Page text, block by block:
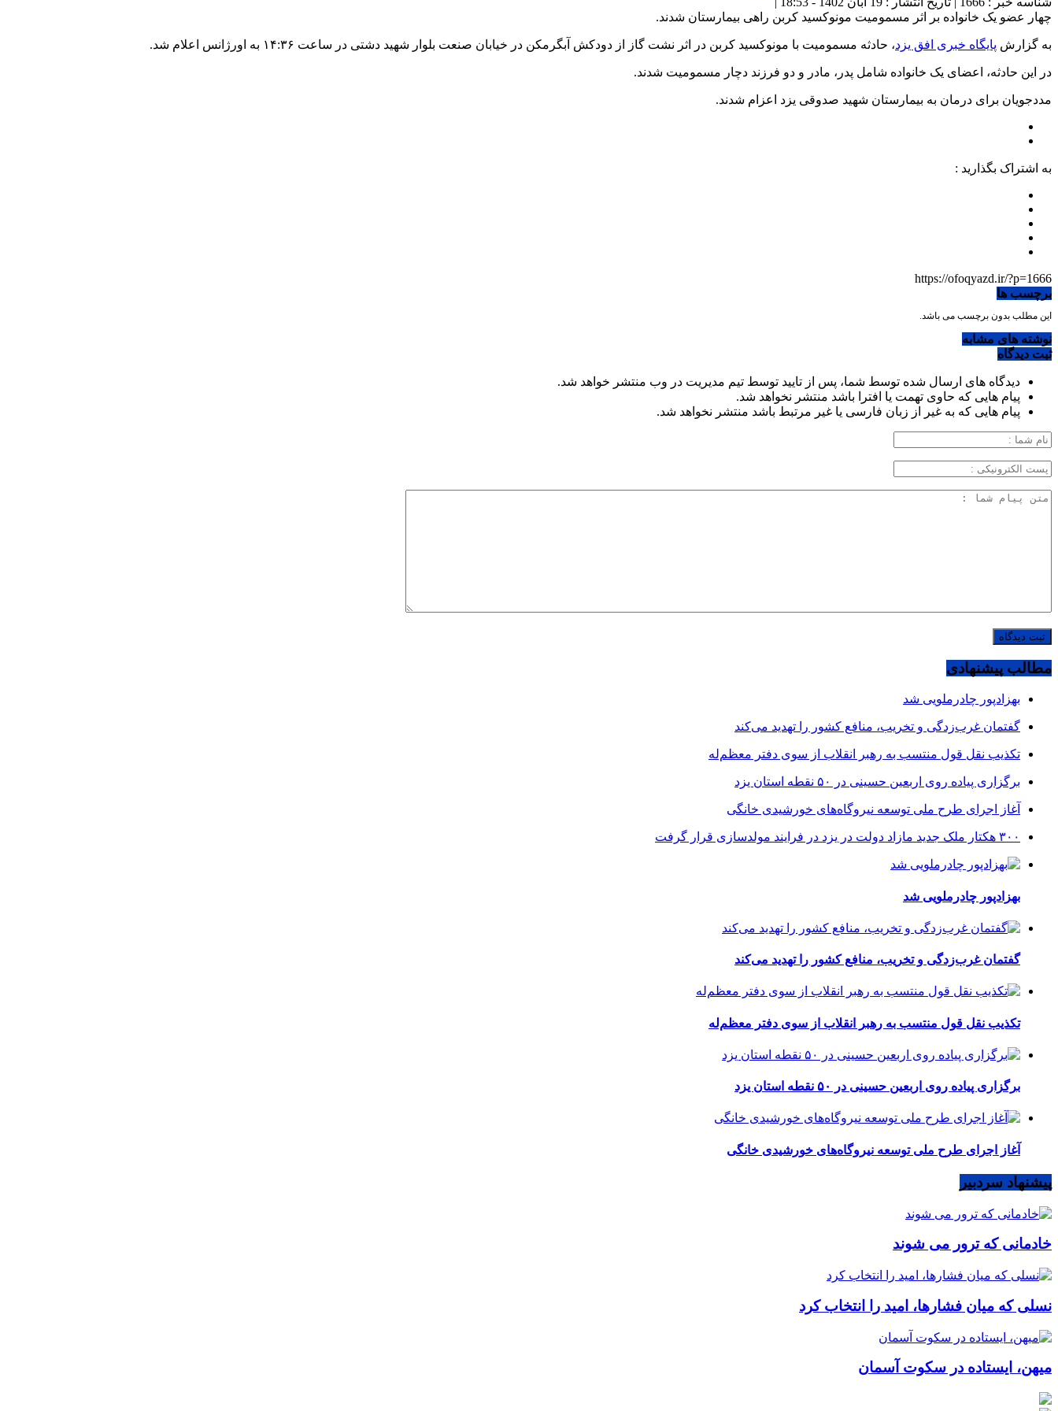
چهار عضو یک خانواده بر اثر مسمومیت مونوکسید کربن راهی بیمارستان شدند.
به گزارش پایگاه خبری افق یزد، حادثه مسمومیت با مونوکسید کربن در اثر نشت گاز از دودکش آبگرمکن در خیابان صنعت بلوار شهید دشتی در ساعت ۱۴:۳۶ به اورژانس اعلام شد.
در این حادثه، اعضای یک خانواده شامل پدر، مادر و دو فرزند دچار مسمومیت شدند.
مددجویان برای درمان به بیمارستان شهید صدوقی یزد اعزام شدند.
به اشتراک بگذارید :
https://ofoqyazd.ir/?p=1666
برچسب ها
این مطلب بدون برچسب می باشد.
نوشته های مشابه
ثبت دیدگاه
دیدگاه های ارسال شده توسط شما، پس از تایید توسط تیم مدیریت در وب منتشر خواهد شد.
پیام هایی که حاوی تهمت یا افترا باشد منتشر نخواهد شد.
پیام هایی که به غیر از زبان فارسی یا غیر مرتبط باشد منتشر نخواهد شد.
مطالب پیشنهادی
بهزادپور چادرملویی شد
گفتمان غرب‌زدگی و تخریب، منافع کشور را تهدید می‌کند
تکذیب نقل قول منتسب به رهبر انقلاب از سوی دفتر معظم‌له
برگزاری پیاده روی اربعین حسینی در ۵۰ نقطه استان یزد
آغاز اجرای طرح ملی توسعه نیروگاه‌های خورشیدی خانگی
۳۰۰ هکتار ملک جدید مازاد دولت در یزد در فرایند مولدسازی قرار گرفت
بهزادپور چادرملویی شد
گفتمان غرب‌زدگی و تخریب، منافع کشور را تهدید می‌کند
تکذیب نقل قول منتسب به رهبر انقلاب از سوی دفتر معظم‌له
برگزاری پیاده روی اربعین حسینی در ۵۰ نقطه استان یزد
آغاز اجرای طرح ملی توسعه نیروگاه‌های خورشیدی خانگی
پیشنهاد سردبیر
خادمانی که ترور می شوند
نسلی که میان فشارها، امید را انتخاب کرد
میهن، ایستاده در سکوت آسمان